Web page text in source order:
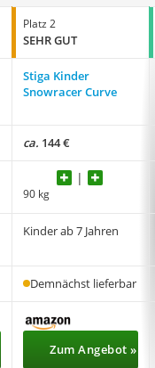
Platz 2
SEHR GUT
Stiga Kinder
Snowracer Curve
ca. 144 €
90 kg
Kinder ab 7 Jahren
Demnächst lieferbar
Zum Angebot »